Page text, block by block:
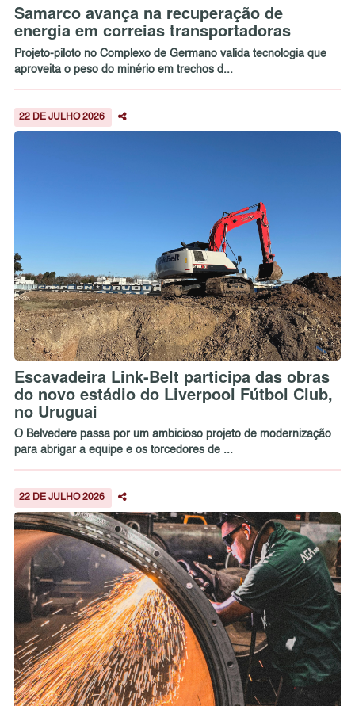
Samarco avança na recuperação de
energia em correias transportadoras
Projeto-piloto no Complexo de Germano valida tecnologia que
aproveita o peso do minério em trechos d...
22 DE JULHO 2026
Escavadeira Link-Belt participa das obras
do novo estádio do Liverpool Fútbol Club,
no Uruguai
O Belvedere passa por um ambicioso projeto de modernização
para abrigar a equipe e os torcedores de ...
22 DE JULHO 2026